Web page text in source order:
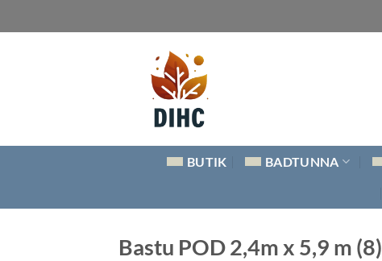
to
BUTIK BADTUNNA
Bastu POD 2,4m x 5,9 m (8)